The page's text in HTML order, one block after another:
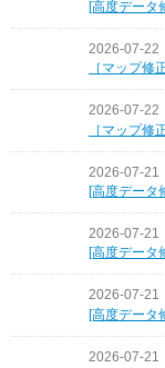
[高度データ
2026-07-22
［マップ修
2026-07-22
［マップ修
2026-07-21
[高度データ
2026-07-21
[高度データ
2026-07-21
[高度データ
2026-07-21